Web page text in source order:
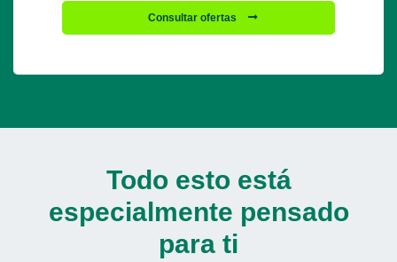
Consultar ofertas
Todo esto está
especialmente pensado
para ti